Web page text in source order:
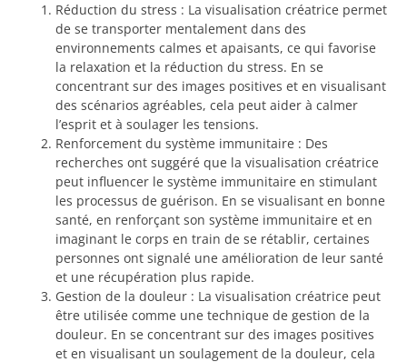
Réduction du stress : La visualisation créatrice permet
de se transporter mentalement dans des
environnements calmes et apaisants, ce qui favorise
la relaxation et la réduction du stress. En se
concentrant sur des images positives et en visualisant
des scénarios agréables, cela peut aider à calmer
l’esprit et à soulager les tensions.
Renforcement du système immunitaire : Des
recherches ont suggéré que la visualisation créatrice
peut influencer le système immunitaire en stimulant
les processus de guérison. En se visualisant en bonne
santé, en renforçant son système immunitaire et en
imaginant le corps en train de se rétablir, certaines
personnes ont signalé une amélioration de leur santé
et une récupération plus rapide.
Gestion de la douleur : La visualisation créatrice peut
être utilisée comme une technique de gestion de la
douleur. En se concentrant sur des images positives
et en visualisant un soulagement de la douleur, cela